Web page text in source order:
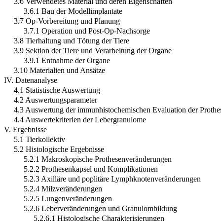
3.6.1 Bau der Modellimplantate
3.7 Op-Vorbereitung und Planung
3.7.1 Operation und Post-Op-Nachsorge
3.8 Tierhaltung und Tötung der Tiere
3.9 Sektion der Tiere und Verarbeitung der Organe
3.9.1 Entnahme der Organe
3.10 Materialien und Ansätze
IV. Datenanalyse
4.1 Statistische Auswertung
4.2 Auswertungsparameter
4.3 Auswertung der immunhistochemischen Evaluation der
4.4 Auswertekriterien der Lebergranulome
V. Ergebnisse
5.1 Tierkollektiv
5.2 Histologische Ergebnisse
5.2.1 Makroskopische Prothesenveränderungen
5.2.2 Prothesenkapsel und Komplikationen
5.2.3 Axilläre und poplitäre Lymphknotenveränderungen
5.2.4 Milzveränderungen
5.2.5 Lungenveränderungen
5.2.6 Leberveränderungen und Granulombildung
5.2.6.1 Histologische Charakterisierungen